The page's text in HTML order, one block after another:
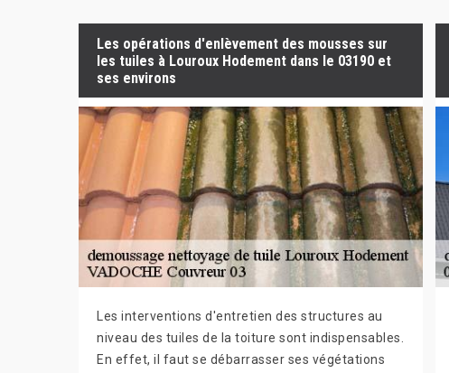
Les opérations d'enlèvement des mousses sur
les tuiles à Louroux Hodement dans le 03190 et
ses environs
Les interventions d'entretien des structures au
niveau des tuiles de la toiture sont indispensables.
En effet, il faut se débarrasser ses végétations